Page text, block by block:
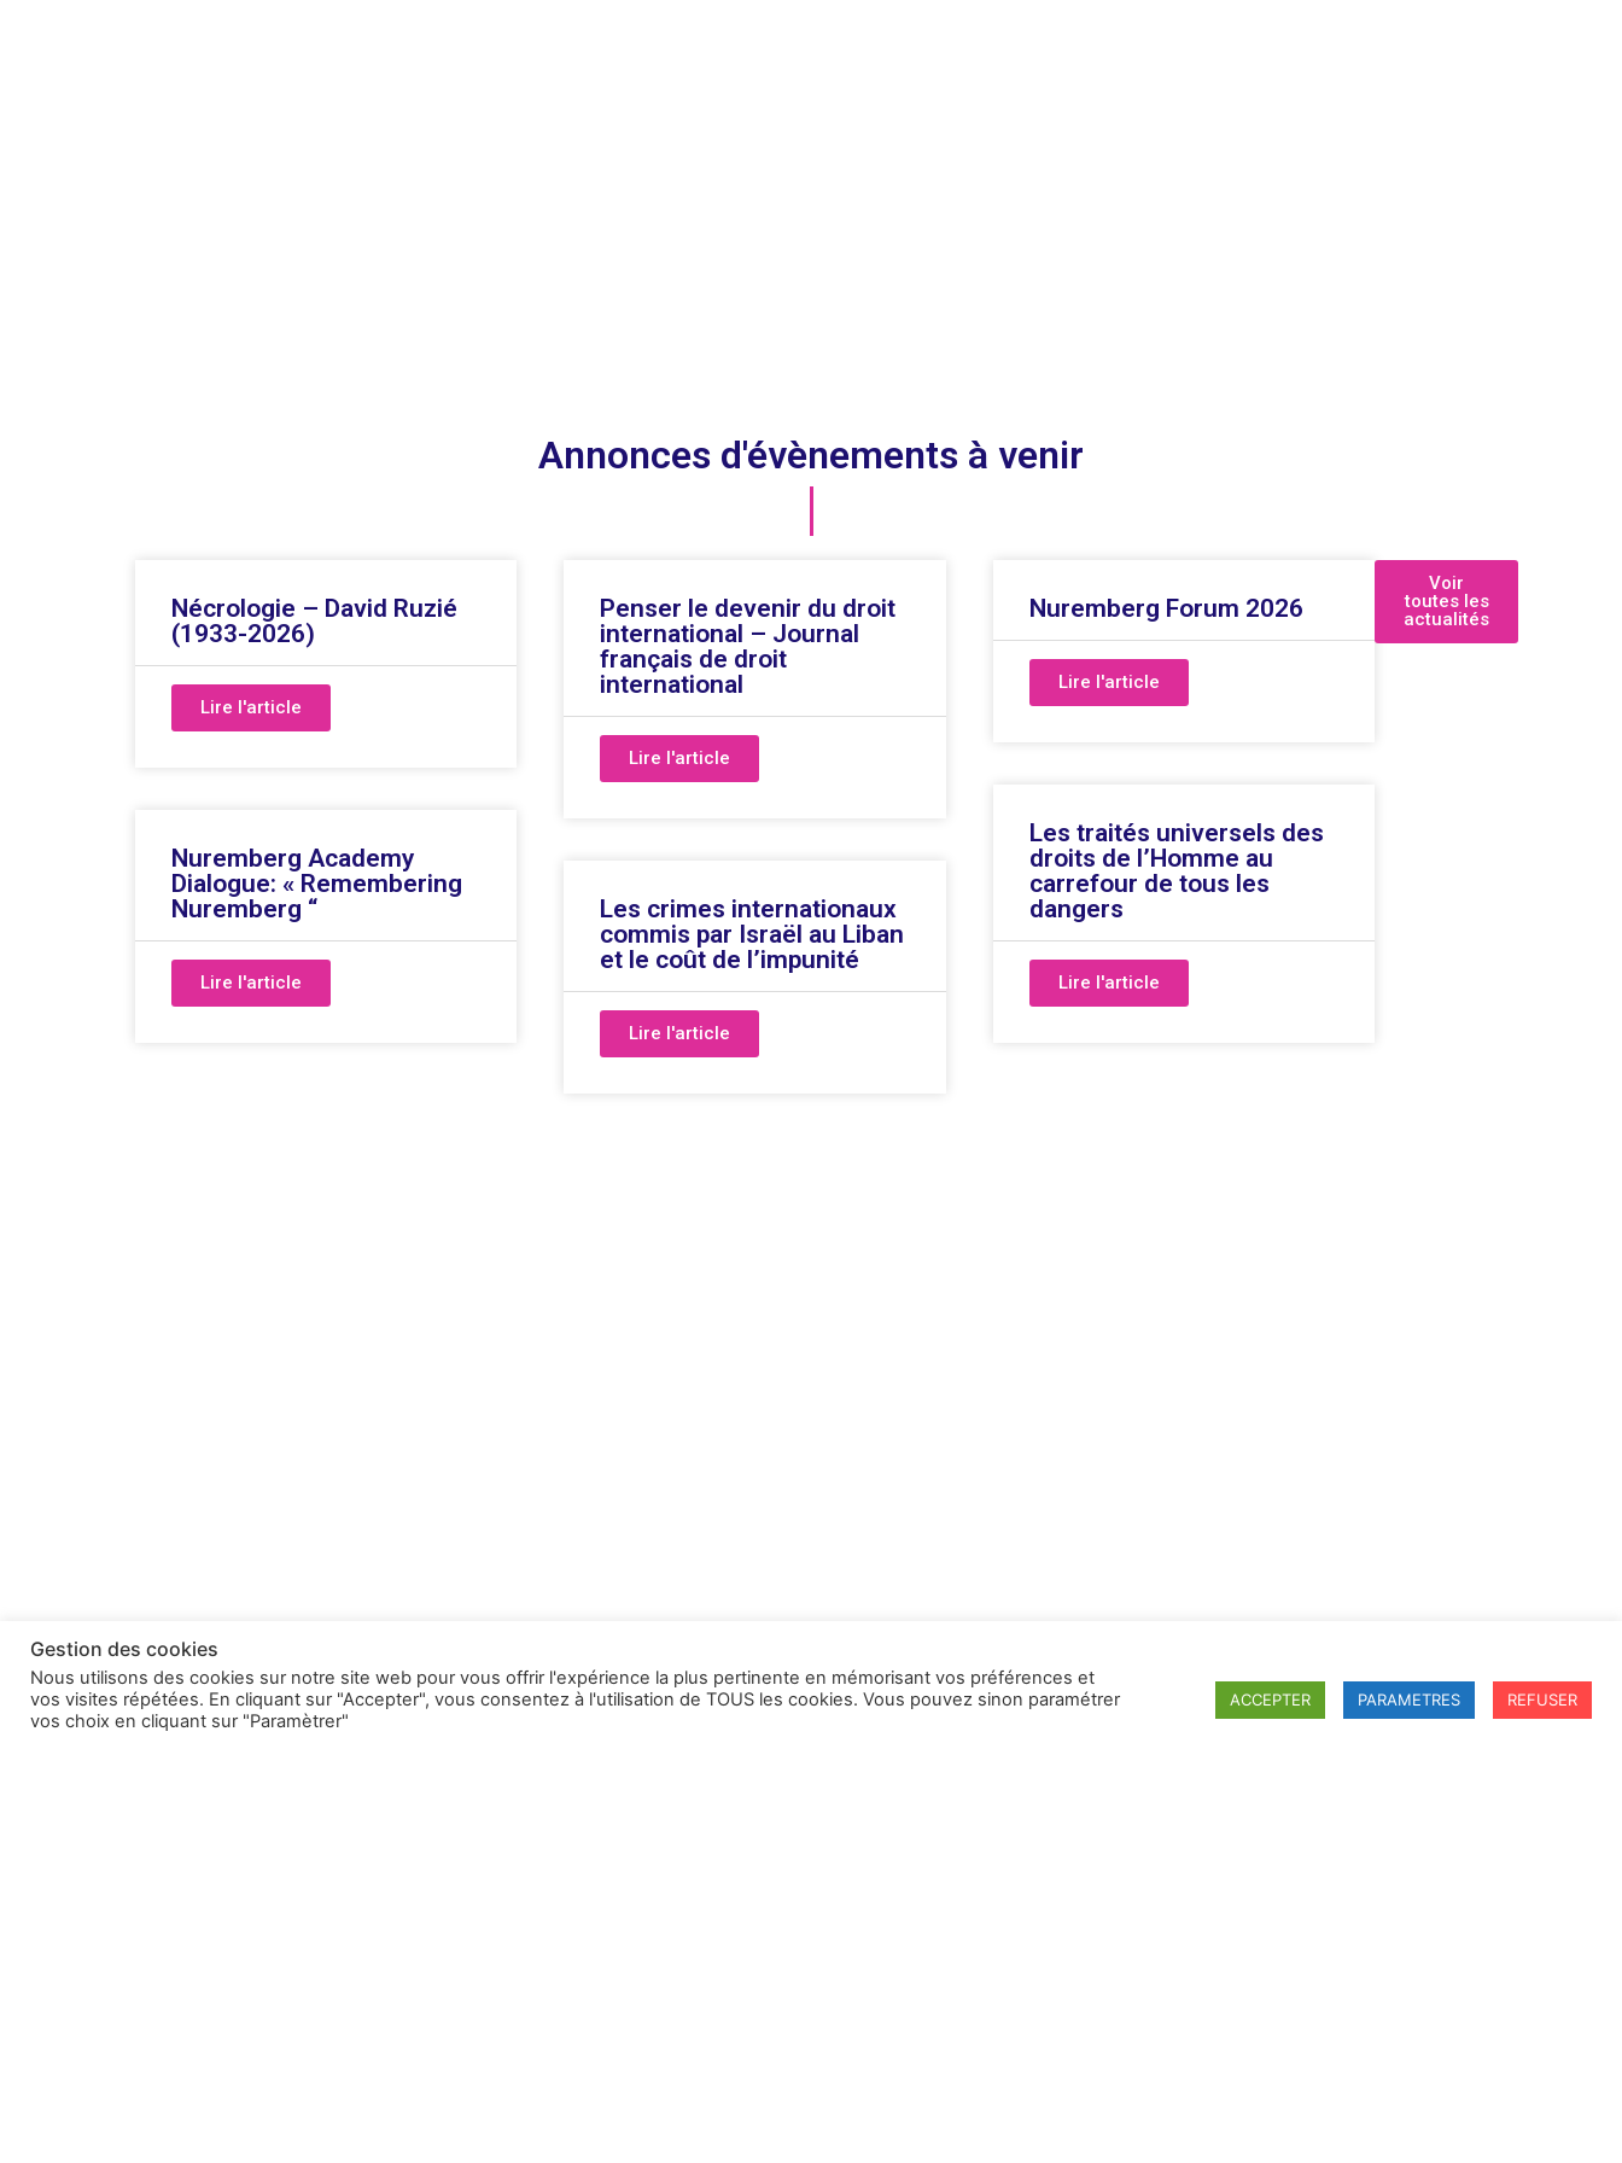
Annonces d'évènements à venir
Nécrologie – David Ruzié
(1933-2026)
Lire l'article
Penser le devenir du droit
international – Journal
français de droit
international
Lire l'article
Nuremberg Forum 2026
Lire l'article
Nuremberg Academy
Dialogue: « Remembering
Nuremberg “
Lire l'article
Les crimes internationaux
commis par Israël au Liban
et le coût de l’impunité
Lire l'article
Les traités universels des
droits de l’Homme au
carrefour de tous les
dangers
Lire l'article
Voir
toutes les
actualités
Gestion des cookies
Nous utilisons des cookies sur notre site web pour vous offrir l'expérience la plus pertinente en mémorisant vos préférences et
vos visites répétées. En cliquant sur "Accepter", vous consentez à l'utilisation de TOUS les cookies. Vous pouvez sinon paramétrer
vos choix en cliquant sur "Paramètrer"
ACCEPTER PARAMETRES REFUSER